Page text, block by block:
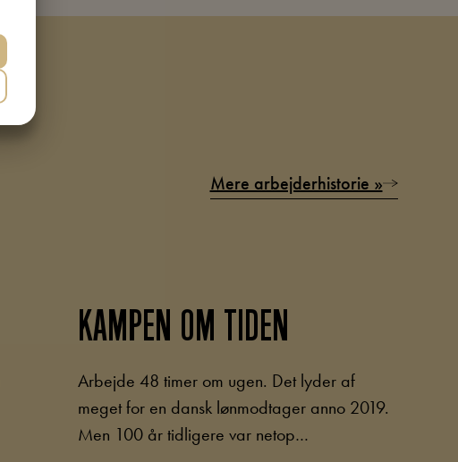
Mere arbejderhistorie »
KAMPEN OM TIDEN
Arbejde 48 timer om ugen. Det lyder af
meget for en dansk lønmodtager anno 2019.
Men 100 år tidligere var netop…